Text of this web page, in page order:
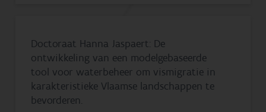
Doctoraat Hanna Jaspaert: De
ontwikkeling van een modelgebaseerde
tool voor waterbeheer om vismigratie in
karakteristieke Vlaamse landschappen te
bevorderen.